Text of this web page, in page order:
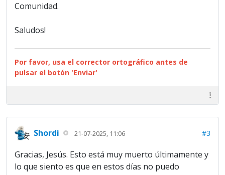
Comunidad.
Saludos!
Por favor, usa el corrector ortográfico antes de
pulsar el botón 'Enviar'
Shordi 21-07-2025, 11:06 #3
Gracias, Jesús. Esto está muy muerto últimamente y
lo que siento es que en estos días no puedo